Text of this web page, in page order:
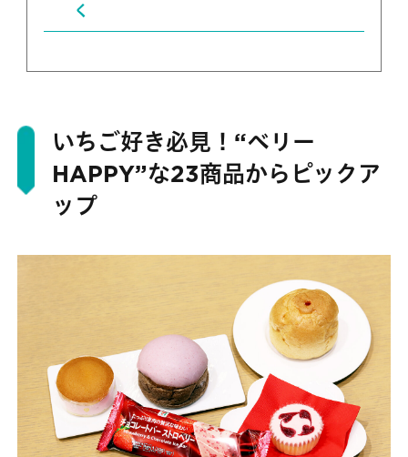
く
いちご好き必見！“ベリー
HAPPY”な23商品からピックア
ップ